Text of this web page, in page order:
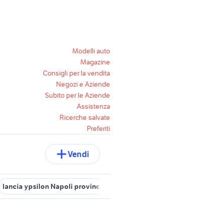
Modelli auto
Magazine
Consigli per la vendita
Negozi e Aziende
Subito per le Aziende
Assistenza
Ricerche salvate
Preferiti
Vendi
lancia ypsilon Napoli provincia